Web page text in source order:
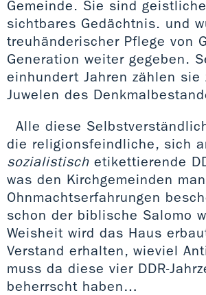
Gemeinde. Sie sind
sichtbares Gedächtnis. und
treuhänderischer Pflege von
Generation weiter gegeben.
einhundert Jahren zählen sie
Juwelen des
Alle diese
die religionsfeindliche, sich
sozialistisch etikettierende
was den Kirchgemeinden
Ohnmachtserfahrungen
schon der biblische Salomo
Weisheit wird das Haus
Verstand erhalten, wieviel
muss da diese vier DDR-
beherrscht haben…